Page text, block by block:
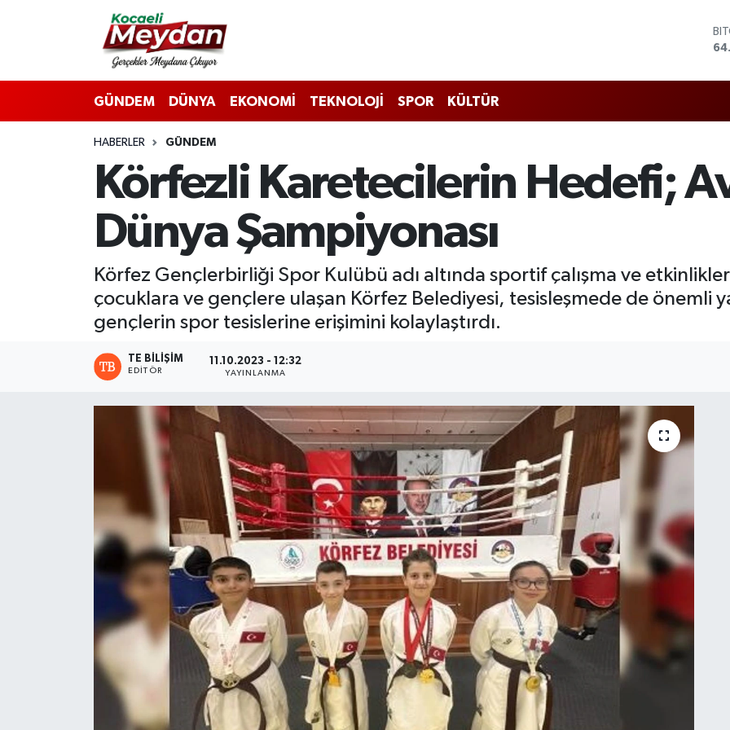
GÜNDEM DÜNYA EKONOMİ TEKNOLOJİ SPOR KÜLTÜR
HABERLER GÜNDEM
Körfezli Karetecilerin Hedefi;
Dünya Şampiyonası
Körfez Gençlerbirliği Spor Kulübü adı altında sportif çalışma ve
çocuklara ve gençlere ulaşan Körfez Belediyesi, tesisleşmede de önemli
gençlerin spor tesislerine erişimini kolaylaştırdı.
TE BILIŞIM
EDITÖR
11.10.2023 - 12:32
YAYINLANMA
Nöbetçi Eczaneler
Hava Durumu
Trafik Durumu
Süper Lig Puan Durumu ve Fikstür
Tüm Manşetler
Son Dakika Haberleri
Haber Arşivi